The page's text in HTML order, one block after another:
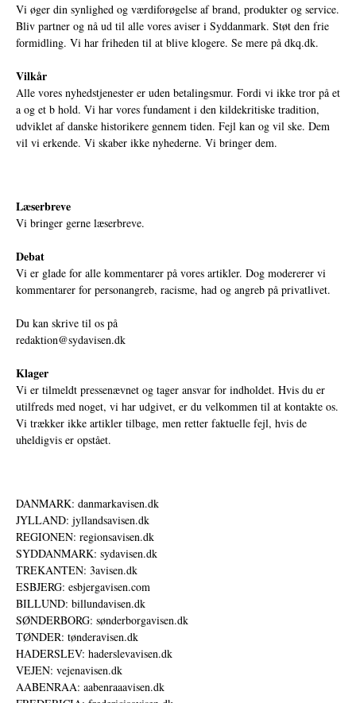
Vi øger din synlighed og værdiforøgelse af brand, produkter og service.
Bliv partner og nå ud til alle vores aviser i Syddanmark. Støt den frie
formidling. Vi har friheden til at blive klogere. Se mere på dkq.dk.
Vilkår
Alle vores nyhedstjenester er uden betalingsmur. Fordi vi ikke tror på et
a og et b hold. Vi har vores fundament i den kildekritiske tradition,
udviklet af danske historikere gennem tiden. Fejl kan og vil ske. Dem
vil vi erkende. Vi skaber ikke nyhederne. Vi bringer dem.
Læserbreve
Vi bringer gerne læserbreve.
Debat
Vi er glade for alle kommentarer på vores artikler. Dog modererer vi
kommentarer for personangreb, racisme, had og angreb på privatlivet.
Du kan skrive til os på
redaktion@sydavisen.dk
Klager
Vi er tilmeldt pressenævnet og tager ansvar for indholdet. Hvis du er
utilfreds med noget, vi har udgivet, er du velkommen til at kontakte os.
Vi trækker ikke artikler tilbage, men retter faktuelle fejl, hvis de
uheldigvis er opstået.
DANMARK: danmarkavisen.dk
JYLLAND: jyllandsavisen.dk
REGIONEN: regionsavisen.dk
SYDDANMARK: sydavisen.dk
TREKANTEN: 3avisen.dk
ESBJERG: esbjergavisen.com
BILLUND: billundavisen.dk
SØNDERBORG: sønderborgavisen.dk
TØNDER: tønderavisen.dk
HADERSLEV: haderslevavisen.dk
VEJEN: vejenavisen.dk
AABENRAA: aabenraaavisen.dk